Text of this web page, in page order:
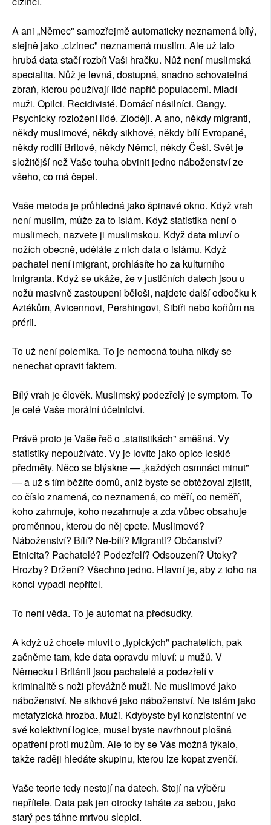
A ani „Němec" samozřejmě automaticky neznamená bílý,
stejně jako „cizinec" neznamená muslim. Ale už tato
hrubá data stačí rozbít Vaši hračku. Nůž není muslimská
specialita. Nůž je levná, dostupná, snadno schovatelná
zbraň, kterou používají lidé napříč populacemi. Mladí
muži. Opilci. Recidivisté. Domácí násilníci. Gangy.
Psychicky rozložení lidé. Zloději. A ano, někdy migranti,
někdy muslimové, někdy sikhové, někdy bílí Evropané,
někdy rodilí Britové, někdy Němci, někdy Češi. Svět je
složitější než Vaše touha obvinit jedno náboženství ze
všeho, co má čepel.
Vaše metoda je průhledná jako špinavé okno. Když vrah
není muslim, může za to islám. Když statistika není o
muslimech, nazvete ji muslimskou. Když data mluví o
nožích obecně, uděláte z nich data o islámu. Když
pachatel není imigrant, prohlásíte ho za kulturního
imigranta. Když se ukáže, že v justičních datech jsou u
nožů masivně zastoupeni běloši, najdete další odbočku k
Aztékům, Avicennovi, Pershingovi, Sibiři nebo koňům na
prérii.
To už není polemika. To je nemocná touha nikdy se
nenechat opravit faktem.
Bílý vrah je člověk. Muslimský podezřelý je symptom. To
je celé Vaše morální účetnictví.
Právě proto je Vaše řeč o „statistikách" směšná. Vy
statistiky nepoužíváte. Vy je lovíte jako opice lesklé
předměty. Něco se blýskne — „každých osmnáct minut"
— a už s tím běžíte domů, aniž byste se obtěžoval zjistit,
co číslo znamená, co neznamená, co měří, co neměří,
koho zahrnuje, koho nezahrnuje a zda vůbec obsahuje
proměnnou, kterou do něj cpete. Muslimové?
Náboženství? Bílí? Ne-bílí? Migranti? Občanství?
Etnicita? Pachatelé? Podezřelí? Odsouzení? Útoky?
Hrozby? Držení? Všechno jedno. Hlavní je, aby z toho na
konci vypadl nepřítel.
To není věda. To je automat na předsudky.
A když už chcete mluvit o „typických" pachatelích, pak
začněme tam, kde data opravdu mluví: u mužů. V
Německu i Británii jsou pachatelé a podezřelí v
kriminalitě s noži převážně muži. Ne muslimové jako
náboženství. Ne sikhové jako náboženství. Ne islám jako
metafyzická hrozba. Muži. Kdybyste byl konzistentní ve
své kolektivní logice, musel byste navrhnout plošná
opatření proti mužům. Ale to by se Vás možná týkalo,
takže raději hledáte skupinu, kterou lze kopat zvenčí.
Vaše teorie tedy nestojí na datech. Stojí na výběru
nepřítele. Data pak jen otrocky taháte za sebou, jako
starý pes táhne mrtvou slepici.